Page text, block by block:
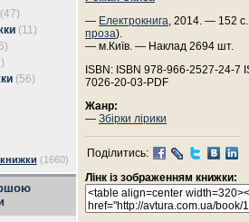
(47)
(11)
(56)
книжки (1660)
— Електрокнига, 2014. — 152
проза).
— м.Київ. — Наклад 2694 шт.
ISBN: ISBN 978-966-2527-24-7
7026-20-03-PDF
Жанр:
— Збірки лірики
Поділитись:
Лінк із зображенням книжки: